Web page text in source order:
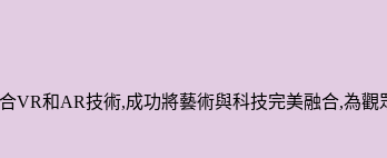
VR和AR技術,成功將藝術與科技完美融合,為